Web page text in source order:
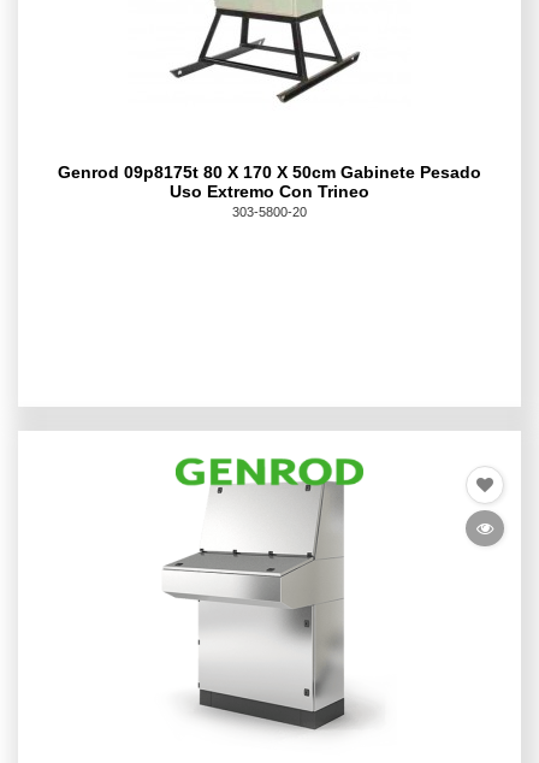
Genrod 09p8175t 80 X 170 X 50cm Gabinete Pesado
Uso Extremo Con Trineo
303-5800-20